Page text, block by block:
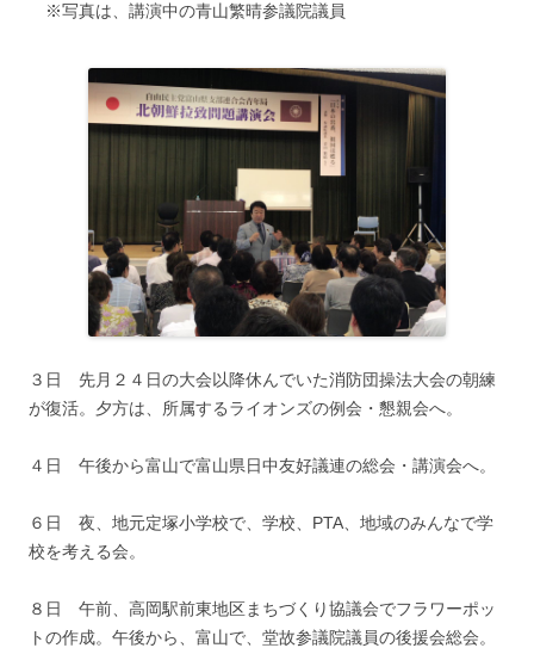
※写真は、講演中の青山繁晴参議院議員
３日 先月２４日の大会以降休んでいた消防団操法大会の朝練
が復活。夕方は、所属するライオンズの例会・懇親会へ。
４日 午後から富山で富山県日中友好議連の総会・講演会へ。
６日 夜、地元定塚小学校で、学校、PTA、地域のみんなで学
校を考える会。
８日 午前、高岡駅前東地区まちづくり協議会でフラワーポッ
トの作成。午後から、富山で、堂故参議院議員の後援会総会。